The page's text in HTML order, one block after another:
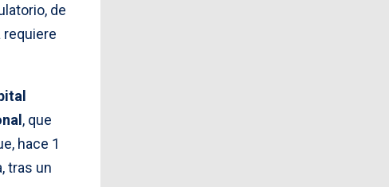
de
requiere
, que
hace 1
tras un